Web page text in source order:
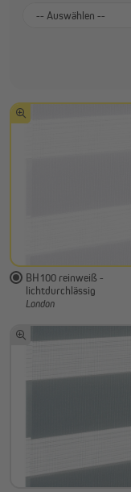
-- Auswählen --
BH100 reinweiß -
lichtdurchlässig
London